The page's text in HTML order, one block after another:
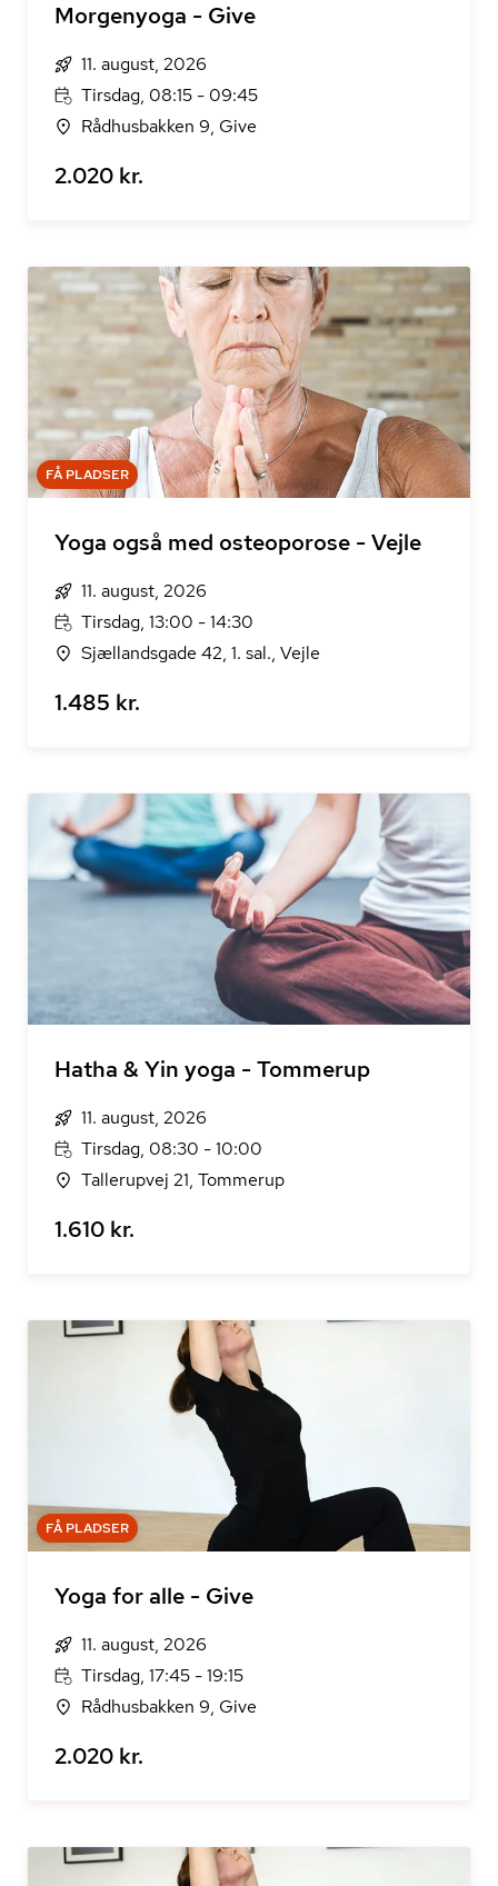
Morgenyoga - Give
11. august, 2026
Tirsdag, 08:15 - 09:45
Rådhusbakken 9, Give
2.020 kr.
FÅ PLADSER
Yoga også med osteoporose - Vejle
11. august, 2026
Tirsdag, 13:00 - 14:30
Sjællandsgade 42, 1. sal., Vejle
1.485 kr.
Hatha & Yin yoga - Tommerup
11. august, 2026
Tirsdag, 08:30 - 10:00
Tallerupvej 21, Tommerup
1.610 kr.
FÅ PLADSER
Yoga for alle - Give
11. august, 2026
Tirsdag, 17:45 - 19:15
Rådhusbakken 9, Give
2.020 kr.